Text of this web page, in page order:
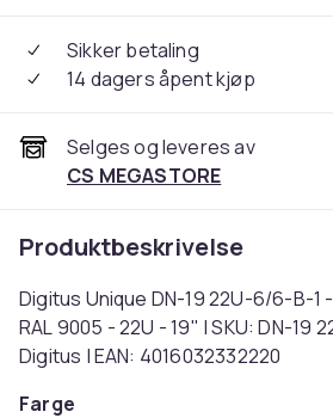
Sikker betaling
14 dagers åpent kjøp
Selges og leveres av
CS MEGASTORE
Produktbeskrivelse
Digitus Unique DN-19 22U-6/6-B-1
RAL 9005 - 22U - 19" | SKU: DN-19 22U-6/
Digitus | EAN: 4016032332220
Farge